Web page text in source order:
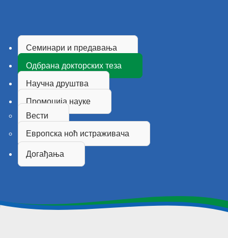
Семинари и предавања
Одбрана докторских теза
Научна друштва
Промоција науке
Вести
Европска ноћ истраживача
Догађања